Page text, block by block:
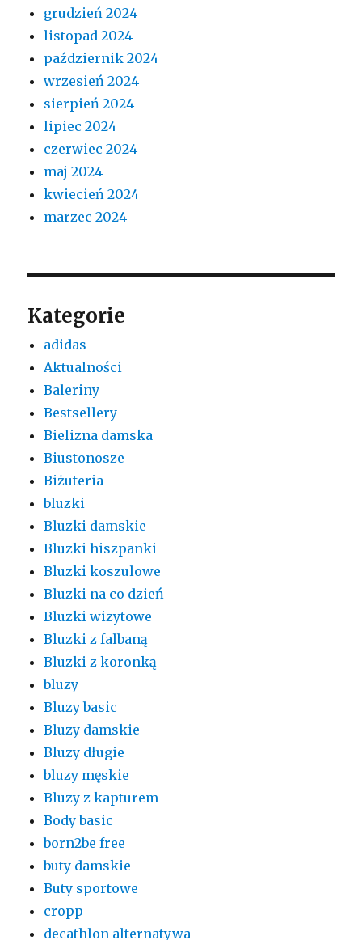
grudzień 2024
listopad 2024
październik 2024
wrzesień 2024
sierpień 2024
lipiec 2024
czerwiec 2024
maj 2024
kwiecień 2024
marzec 2024
Kategorie
adidas
Aktualności
Baleriny
Bestsellery
Bielizna damska
Biustonosze
Biżuteria
bluzki
Bluzki damskie
Bluzki hiszpanki
Bluzki koszulowe
Bluzki na co dzień
Bluzki wizytowe
Bluzki z falbaną
Bluzki z koronką
bluzy
Bluzy basic
Bluzy damskie
Bluzy długie
bluzy męskie
Bluzy z kapturem
Body basic
born2be free
buty damskie
Buty sportowe
cropp
decathlon alternatywa